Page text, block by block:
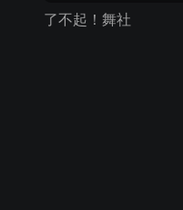
了不起！舞社